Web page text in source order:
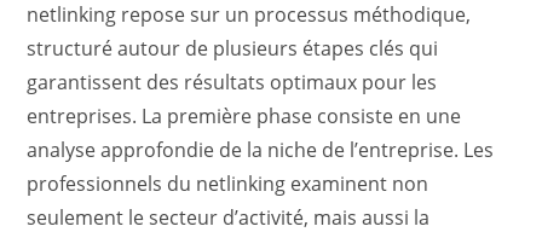
netlinking repose sur un processus méthodique,
structuré autour de plusieurs étapes clés qui
garantissent des résultats optimaux pour les
entreprises. La première phase consiste en une
analyse approfondie de la niche de l’entreprise. Les
professionnels du netlinking examinent non
seulement le secteur d’activité, mais aussi la